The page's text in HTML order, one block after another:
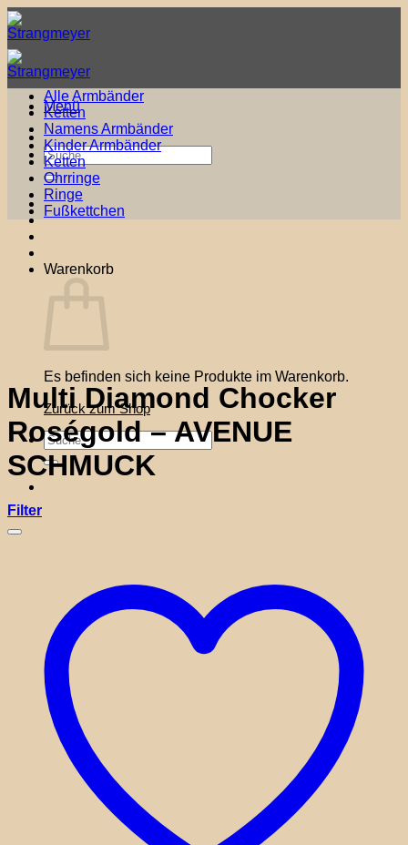
Zum
Inhalt
springen
Menü
Suche
nach:
Warenkorb
Es befinden sich keine Produkte im Warenkorb.
Zurück zum Shop
Suche
nach:
Alle Armbänder
Ketten
Namens Armbänder
Kinder Armbänder
Ketten
Ohrringe
Ringe
Fußkettchen
Multi Diamond Chocker
Roségold – AVENUE
SCHMUCK
Filter